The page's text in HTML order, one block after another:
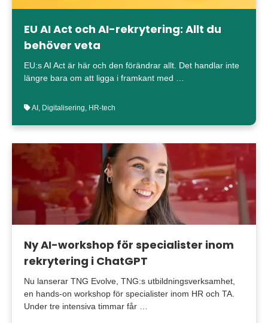
EU AI Act och AI-rekrytering: Allt du
behöver veta
EU:s AI Act är här och den förändrar allt. Det handlar inte
längre bara om att ligga i framkant med …
AI , Digitalisering, HR-tech
Ny AI-workshop för specialister inom
rekrytering i ChatGPT
Nu lanserar TNG Evolve, TNG:s utbildningsverksamhet,
en hands-on workshop för specialister inom HR och TA.
Under tre intensiva timmar får …